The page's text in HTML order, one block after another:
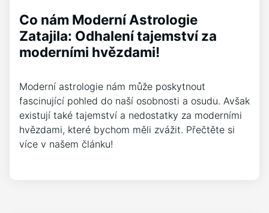
Co nám Moderní Astrologie
Zatajila: Odhalení tajemství za
moderními hvězdami!
Moderní astrologie nám může poskytnout
fascinující pohled do naší osobnosti a osudu. Avšak
existují také tajemství a nedostatky za moderními
hvězdami, které bychom měli zvážit. Přečtěte si
více v našem článku!